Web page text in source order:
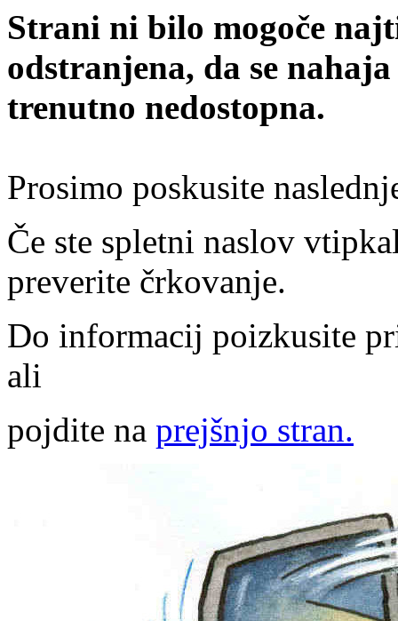
Strani ni bilo mogoče
odstranjena, da se
trenutno nedostopna.
Prosimo poskusite
Če ste spletni naslov
preverite črkovanje.
Do informacij poizkusite
ali
pojdite na prejšnjo stran.